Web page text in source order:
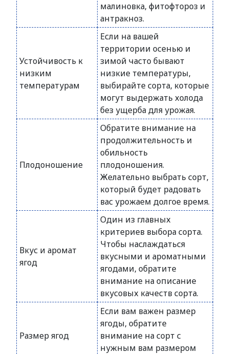
малиновка, фитофтороз и
антракноз.
Устойчивость к
низким
температурам
Если на вашей
территории осенью и
зимой часто бывают
низкие температуры,
выбирайте сорта, которые
могут выдержать холода
без ущерба для урожая.
Плодоношение
Обратите внимание на
продолжительность и
обильность
плодоношения.
Желательно выбрать сорт,
который будет радовать
вас урожаем долгое время.
Вкус и аромат
ягод
Один из главных
критериев выбора сорта.
Чтобы наслаждаться
вкусными и ароматными
ягодами, обратите
внимание на описание
вкусовых качеств сорта.
Размер ягод
Если вам важен размер
ягоды, обратите
внимание на сорт с
нужным вам размером